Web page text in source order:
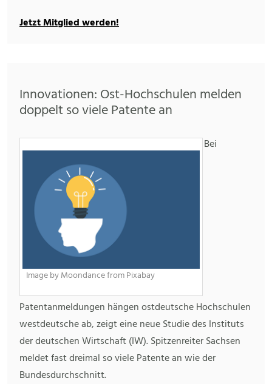
Jetzt Mitglied werden!
Innovationen: Ost-Hochschulen melden
doppelt so viele Patente an
Image by Moondance from Pixabay
Bei
Patentanmeldungen hängen ostdeutsche Hochschulen
westdeutsche ab, zeigt eine neue Studie des Instituts
der deutschen Wirtschaft (IW). Spitzenreiter Sachsen
meldet fast dreimal so viele Patente an wie der
Bundesdurchschnitt.